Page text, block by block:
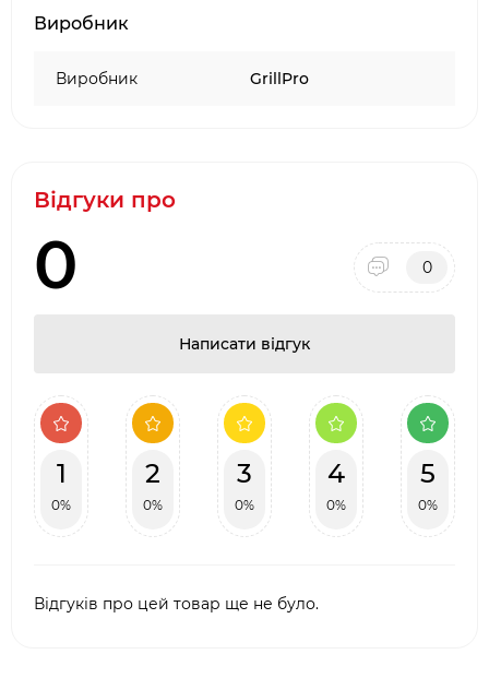
Виробник
Виробник GrillPro
Відгуки про
0 0
Написати відгук
1
0%
2
0%
3
0%
4
0%
5
0%
Відгуків про цей товар ще не було.